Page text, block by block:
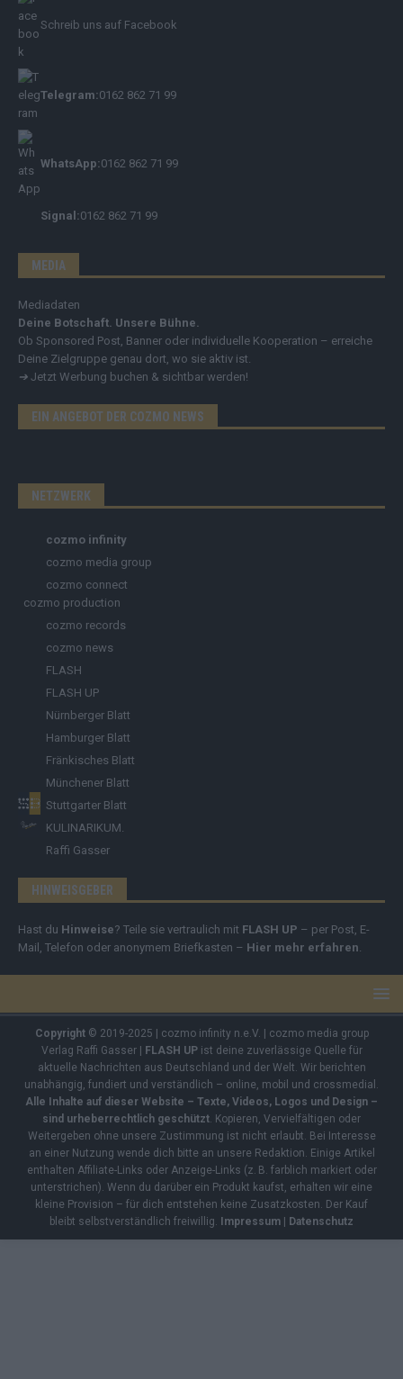
Schreib uns auf Facebook
Telegram:0162 862 71 99
WhatsApp:0162 862 71 99
Signal:0162 862 71 99
MEDIA
Mediadaten
Deine Botschaft. Unsere Bühne.
Ob Sponsored Post, Banner oder individuelle Kooperation – erreiche
Deine Zielgruppe genau dort, wo sie aktiv ist.
➔ Jetzt Werbung buchen & sichtbar werden!
EIN ANGEBOT DER COZMO NEWS
NETZWERK
cozmo infinity
cozmo media group
cozmo connect
cozmo production
cozmo records
cozmo news
FLASH
FLASH UP
Nürnberger Blatt
Hamburger Blatt
Fränkisches Blatt
Münchener Blatt
Stuttgarter Blatt
KULINARIKUM.
Raffi Gasser
HINWEISGEBER
Hast du Hinweise? Teile sie vertraulich mit FLASH UP – per Post, E-
Mail, Telefon oder anonymem Briefkasten – Hier mehr erfahren
Copyright© 2019-2025 | cozmo infinity n.e.V. | cozmo media group
Verlag Raffi Gasser |
FLASH UPist deine zuverlässige Quelle für
aktuelle Nachrichten aus Deutschland und der Welt. Wir berichten
unabhängig, fundiert und verständlich – online, mobil und crossmedial.
Alle Inhalte auf dieser Website – Texte, Videos, Logos und Design –
sind urheberrechtlich geschützt. Kopieren, Vervielfältigen oder
Weitergeben ohne unsere Zustimmung ist nicht erlaubt. Bei Interesse
an einer Nutzung wende dich bitte an unsere Redaktion. Einige Artikel
enthalten Affiliate-Links oder Anzeige-Links (z. B. farblich markiert oder
unterstrichen). Wenn du darüber ein Produkt kaufst, erhalten wir eine
kleine Provision – für dich entstehen keine Zusatzkosten. Der Kauf
bleibt selbstverständlich freiwillig.
Impressum Datenschutz